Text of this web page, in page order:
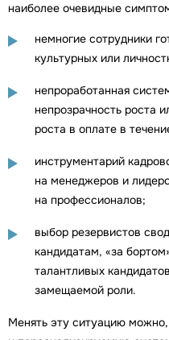
наиболее очевидные
немногие сотрудники
культурных или
непроработанная
непрозрачность роста
роста в оплате в
инструментарий
на менеджеров и
на профессионалов;
выбор резервистов
кандидатам, «за
талантливых
замещаемой роли.
Менять эту ситуацию